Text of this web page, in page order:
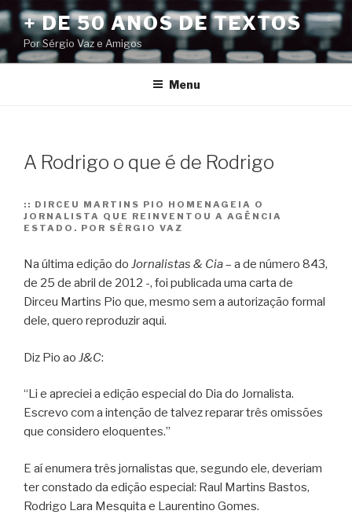
Pular
para
o
conteúdo
+ DE 50 ANOS DE TEXTOS
Por Sérgio Vaz e Amigos
Menu
A Rodrigo o que é de Rodrigo
:: DIRCEU MARTINS PIO HOMENAGEIA O
JORNALISTA QUE REINVENTOU A AGÊNCIA
ESTADO. POR SÉRGIO VAZ
Na última edição do Jornalistas & Cia– a de número 843,
de 25 de abril de 2012 -, foi publicada uma carta de
Dirceu Martins Pio que, mesmo sem a autorização formal
dele, quero reproduzir aqui.
Diz Pio ao J&C:
“Li e apreciei a edição especial do Dia do Jornalista.
Escrevo com a intenção de talvez reparar três omissões
que considero eloquentes.”
E aí enumera três jornalistas que, segundo ele, deveriam
ter constado da edição especial: Raul Martins Bastos,
Rodrigo Lara Mesquita e Laurentino Gomes.